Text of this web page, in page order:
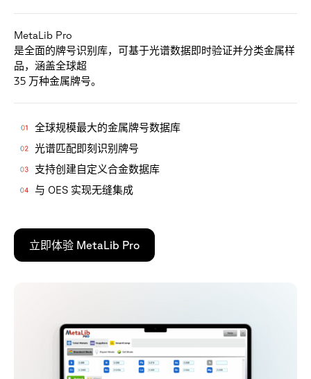
MetaL ib Pro
是全面的牌号识别 库， 可基于光谱数据即时验证并分类金属样
品， 涵盖全球超
35 万种金属牌号。
全球规模最大的金属牌号数据库
光谱匹配即刻识别牌号
支持创建自定义合金数据库
与 OES 实现无缝集成
立即体验 MetaLib Pro